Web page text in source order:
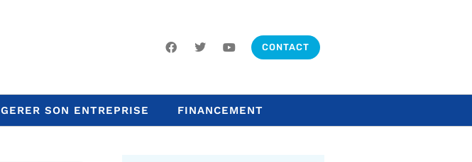
CONTACT
GERER SON ENTREPRISE FINANCEMENT